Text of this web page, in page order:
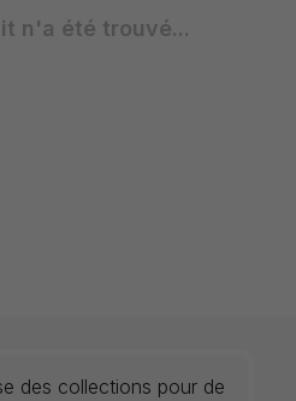
n'a été trouvé...
des collections pour de